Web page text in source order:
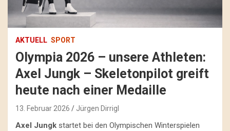
AKTUELL SPORT
Olympia 2026 – unsere Athleten:
Axel Jungk – Skeletonpilot greift
heute nach einer Medaille
13. Februar 2026 Jürgen Dirrigl
Axel Jungk startet bei den Olympischen Winterspielen